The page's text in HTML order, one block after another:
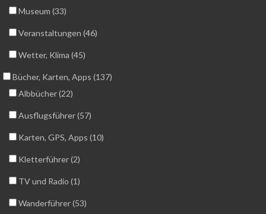
Museum (33)
Veranstaltungen (46)
Wetter, Klima (45)
Bücher, Karten, Apps (137)
Albbücher (22)
Ausflugsführer (57)
Karten, GPS, Apps (10)
Kletterführer (2)
TV und Radio (1)
Wanderführer (53)